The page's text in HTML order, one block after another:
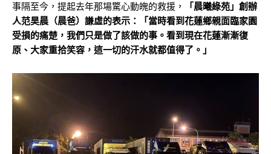
事隔至今，提起去年那場驚心動魄的救援，
「晨曦綠苑」創辦
人范昊晨（晨爸）謙虛的表示：「當時看到花蓮鄉親面臨家園
受損的痛楚，我們只是做了該做的事。看到現在花蓮漸漸復
原、大家重拾笑容，這一切的汗水就都值得了。」